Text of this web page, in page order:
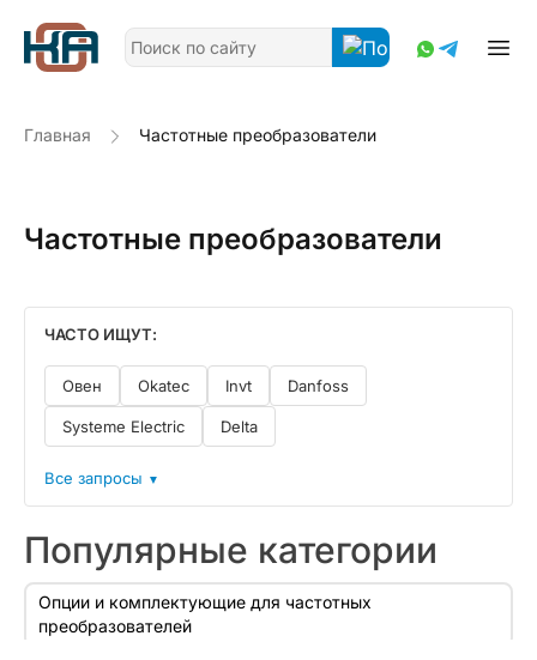
Главная Частотные преобразователи
Частотные преобразователи
ЧАСТО ИЩУТ:
Овен Okatec Invt Danfoss
Systeme Electric Delta
Все запросы ▼
Популярные категории
Опции и комплектующие для частотных
преобразователей